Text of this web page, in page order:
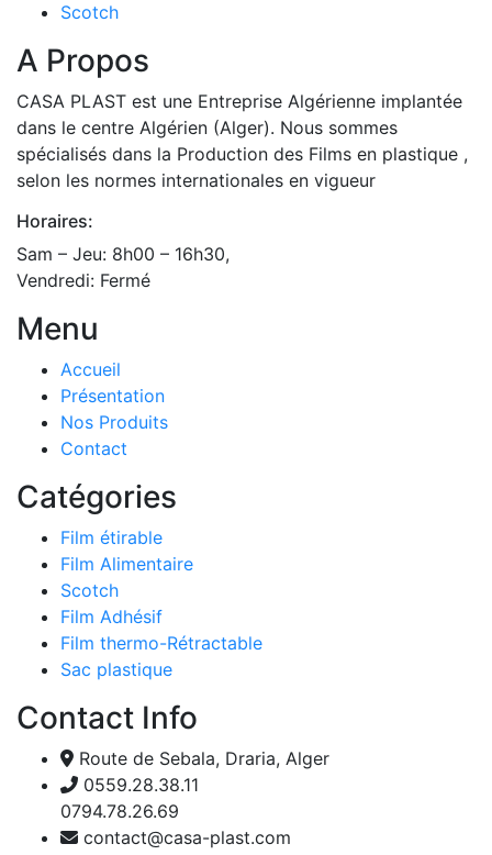
Scotch
A Propos
CASA PLAST est une Entreprise Algérienne implantée
dans le centre Algérien (Alger). Nous sommes
spécialisés dans la Production des Films en plastique ,
selon les normes internationales en vigueur
Horaires:
Sam – Jeu: 8h00 – 16h30,
Vendredi: Fermé
Menu
Accueil
Présentation
Nos Produits
Contact
Catégories
Film étirable
Film Alimentaire
Scotch
Film Adhésif
Film thermo-Rétractable
Sac plastique
Contact Info
Route de Sebala, Draria, Alger
0559.28.38.11
0794.78.26.69
contact@casa-plast.com